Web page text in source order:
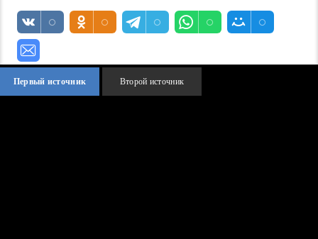
Первый источник Второй источник